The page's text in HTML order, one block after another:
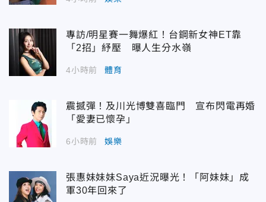
專訪/明星賽一舞爆紅！台鋼新女神ET靠
「2招」紓壓 曝人生分水嶺
4小時前 體育
震撼彈！及川光博雙喜臨門 宣布閃電再婚
「愛妻已懷孕」
6小時前 娛樂
張惠妹妹妹Saya近況曝光！「阿妹妹」成
軍30年回來了